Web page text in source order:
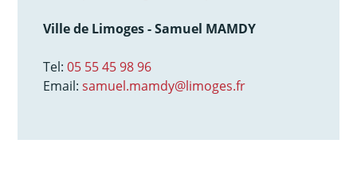
Ville de Limoges - Samuel MAMDY
Tel:05 55 45 98 96
Email:samuel.mamdy@limoges.fr